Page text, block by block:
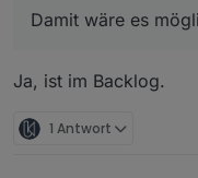
Damit wäre es
Ja, ist im Backlog.
1 Antwort